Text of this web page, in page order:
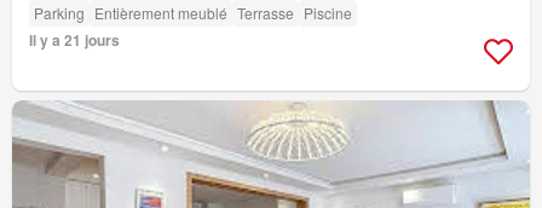
Parking Entièrement meublé Terrasse Piscine
Il y a 21 jours